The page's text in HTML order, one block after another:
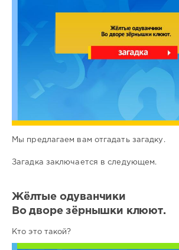
Мы предлагаем вам отгадать загадку.
Загадка заключается в следующем.
Жёлтые одуванчики
Во дворе зёрнышки клюют.
Кто это такой?